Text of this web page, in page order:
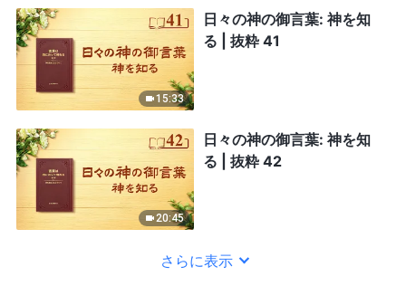
15:33
日々の神の御言葉: 神を知
る | 抜粋 41
20:45
日々の神の御言葉: 神を知
る | 抜粋 42
さらに表示